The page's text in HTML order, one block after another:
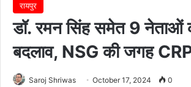
रायपुर
डॉ. रमन सिंह समेत 9 नेताओं
बदलाव, NSG की जगह
Saroj Shriwas October 17, 2024 0